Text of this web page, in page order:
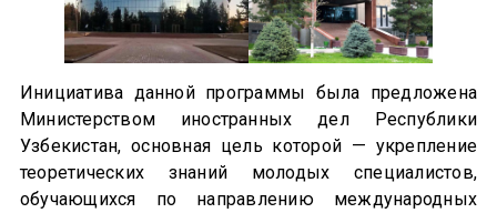
Инициатива данной программы была предложена
Министерством иностранных дел Республики
Узбекистан, основная цель которой — укрепление
теоретических знаний молодых специалистов,
обучающихся по направлению международных